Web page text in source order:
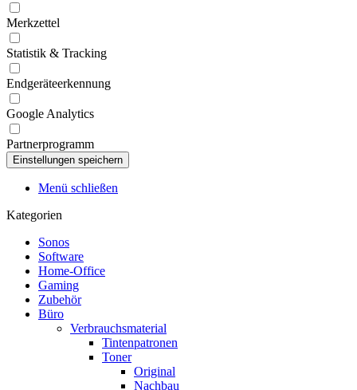
Merkzettel
Statistik & Tracking
Endgeräteerkennung
Google Analytics
Partnerprogramm
Menü schließen
Kategorien
Sonos
Software
Home-Office
Gaming
Zubehör
Büro
Verbrauchsmaterial
Tintenpatronen
Toner
Original
Nachbau